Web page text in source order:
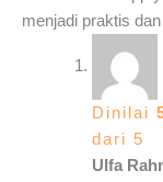
menjadi praktis
Dinilai
dari 5
Ulfa